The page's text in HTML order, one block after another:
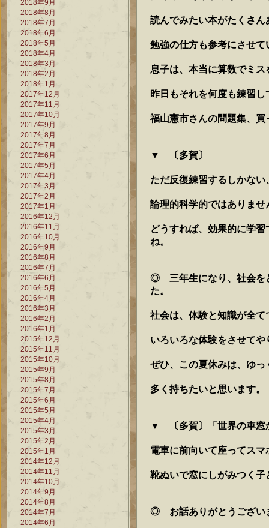
2018年9月
2018年8月
2018年7月
2018年6月
2018年5月
2018年4月
2018年3月
2018年2月
2018年1月
2017年12月
2017年11月
2017年10月
2017年9月
2017年8月
2017年7月
2017年6月
2017年5月
2017年4月
2017年3月
2017年2月
2017年1月
2016年12月
2016年11月
2016年10月
2016年9月
2016年8月
2016年7月
2016年6月
2016年5月
2016年4月
2016年3月
2016年2月
2016年1月
2015年12月
2015年11月
2015年10月
2015年9月
2015年8月
2015年7月
2015年6月
2015年5月
2015年4月
2015年3月
2015年2月
2015年1月
2014年12月
2014年11月
2014年10月
2014年9月
2014年8月
2014年7月
2014年6月
読んでみたい本がたくさん
勉強の仕方も参考にさせて
息子は、本当に算数でミス
昨日もそれを何度も練習
福山憲市さんの問題集、
▼ 〔多賀〕
ただ反復練習するしかない
論理的科学的ではありませ
どうすれば、効果的に学
ね。
◎ 三年生になり、社会を
た。
社会は、体験と知識が全て
いろいろな体験をさせて
ぜひ、この夏休みは、ゆ
多く持ちたいと思います。
▼ 〔多賀〕「世界の車窓
電車に前向いて座ってス
靴ぬいで窓にしがみつく
◎ お話ありがとうござい